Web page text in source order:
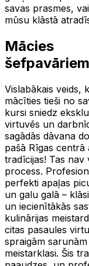
savas prasmes,
mūsu klāstā
Mācies
Vislabākais veids,
mācīties tieši no
kursi sniedz
virtuvēs un
sagādās dāvana
pašā Rīgas
tradīcijas! Tas nav
process.
perfekti apaļas
un galu galā –
un iecienītākās
kulinārijas
citas pasaules
spraigām
meistarklasi. Šis